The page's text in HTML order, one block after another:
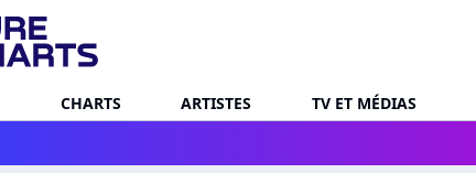
CHARTS ARTISTES TV ET MÉDIAS